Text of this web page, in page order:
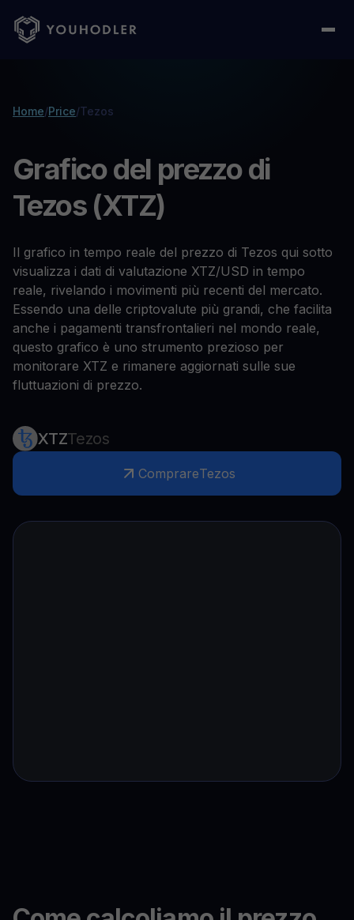
Home/Price/Tezos
Grafico del prezzo di
Tezos (XTZ)
Il grafico in tempo reale del prezzo di Tezos qui sotto
visualizza i dati di valutazione XTZ/USD in tempo
reale, rivelando i movimenti più recenti del mercato.
Essendo una delle criptovalute più grandi, che facilita
anche i pagamenti transfrontalieri nel mondo reale,
questo grafico è uno strumento prezioso per
monitorare XTZ e rimanere aggiornati sulle sue
fluttuazioni di prezzo.
XTZTezos
ComprareTezos